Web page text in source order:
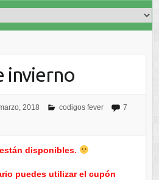
invierno
2018 codigos fever
7
disponibles.
puedes utilizar el cupón